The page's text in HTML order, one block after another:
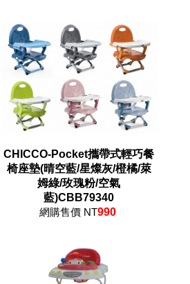
CHICCO-Pocket攜帶式輕巧餐
椅座墊(晴空藍/星燦灰/橙橘/萊
姆綠/玫瑰粉/空氣
藍)CBB79340
網購售價 NT990